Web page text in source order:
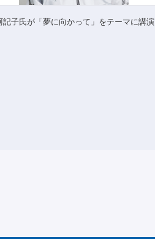
記子氏が「夢に向かって」をテーマに講演